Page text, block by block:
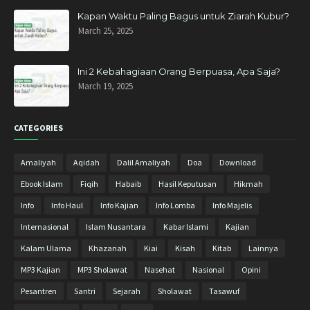
Februari 2020
Oktober 2019
September 2019
Agustus 2019
Mei 2019
September 2018
Kapan Waktu Paling Bagus untuk Ziarah Kubur?
March 25, 2025
Ini 2 Kebahagiaan Orang Berpuasa, Apa Saja?
March 19, 2025
CATEGORIES
Amaliyah Aqidah Dalil Amaliyah Doa Download
Ebook Islam Fiqih Habaib Hasil Keputusan Hikmah
Info Info Haul Info Kajian Info Lomba Info Majelis
Internasional Islam Nusantara Kabar Islami Kajian
Kalam Ulama Khazanah Kiai Kisah Kitab Lainnya
MP3 Kajian MP3 Sholawat Nasehat Nasional Opini
Pesantren Santri Sejarah Sholawat Tasawuf